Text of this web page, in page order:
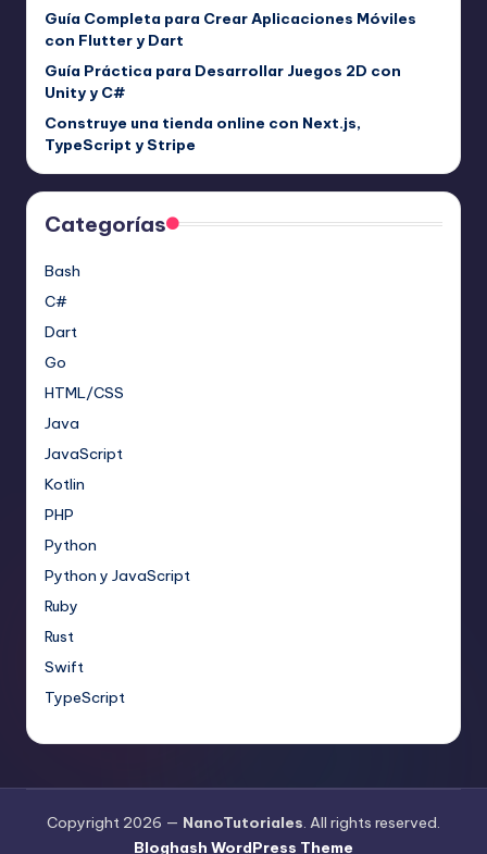
Guía Completa para Crear Aplicaciones Móviles
con Flutter y Dart
Guía Práctica para Desarrollar Juegos 2D con
Unity y C#
Construye una tienda online con Next.js,
TypeScript y Stripe
Categorías
Bash
C#
Dart
Go
HTML/CSS
Java
JavaScript
Kotlin
PHP
Python
Python y JavaScript
Ruby
Rust
Swift
TypeScript
Copyright 2026 — NanoTutoriales. All rights reserved.
Bloghash WordPress Theme